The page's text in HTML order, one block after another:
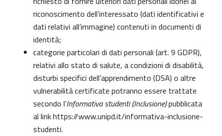
riconoscimento dell’interessato (dati identificativi e
dati relativi all’immagine) contenuti in documenti di
identità;
categorie particolari di dati personali (art. 9 GDPR),
relativi allo stato di salute, a condizioni di disabilità,
disturbi specifici dell’apprendimento (DSA) o altre
vulnerabilità certificate potranno essere trattate
secondo l’Informativa studenti (Inclusione)pubblicata
al linkhttps://www.unipd.it/informativa-inclusione-
studenti.